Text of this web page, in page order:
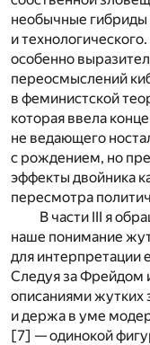
необычные гибриды
и
особенно
переосмыслений
в феминистской
которая ввела
не ведающего
с рождением, но
эффекты двойника
пересмотра
В части III я
наше понимание
для интерпретации
Следуя за Фрейдом
описаниями жутких
и держа в уме
[7] — одинокой